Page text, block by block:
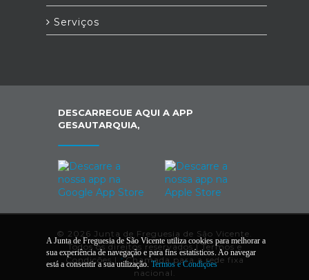
Serviços
DESCARREGUE AQUI A APP
GESAUTARQUIA,
© 2026 Junta de Freguesia de São Vicente.
Todos os direitos reservados |Termos e
Condições | *Chamada para a rede fixa
nacional.
A Junta de Freguesia de São Vicente utiliza cookies para melhorar a
sua experiência de navegação e para fins estatísticos. Ao navegar
está a consentir a sua utilização. Termos e Condições